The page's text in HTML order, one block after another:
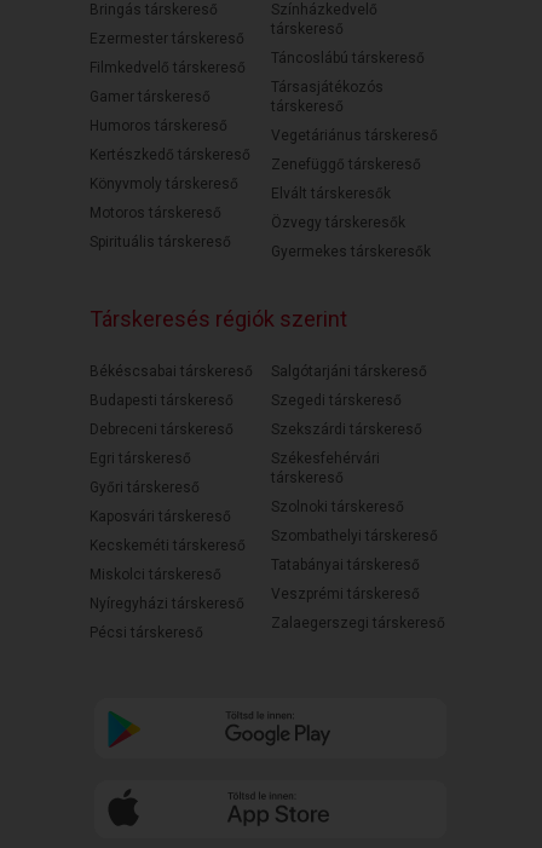
Bringás társkereső
Ezermester társkereső
Filmkedvelő társkereső
Gamer társkereső
Humoros társkereső
Kertészkedő társkereső
Könyvmoly társkereső
Motoros társkereső
Spirituális társkereső
Színházkedvelő
társkereső
Táncoslábú társkereső
Társasjátékozós
társkereső
Vegetáriánus társkereső
Zenefüggő társkereső
Elvált társkeresők
Özvegy társkeresők
Gyermekes társkeresők
Társkeresés régiók szerint
Békéscsabai társkereső
Budapesti társkereső
Debreceni társkereső
Egri társkereső
Győri társkereső
Kaposvári társkereső
Kecskeméti társkereső
Miskolci társkereső
Nyíregyházi társkereső
Pécsi társkereső
Salgótarjáni társkereső
Szegedi társkereső
Szekszárdi társkereső
Székesfehérvári
társkereső
Szolnoki társkereső
Szombathelyi társkereső
Tatabányai társkereső
Veszprémi társkereső
Zalaegerszegi társkereső